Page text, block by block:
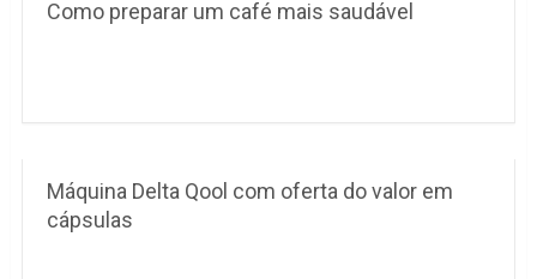
Como preparar um café mais saudável
Máquina Delta Qool com oferta do valor em
cápsulas